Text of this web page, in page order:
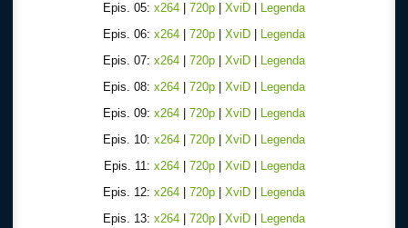
Epis. 05: x264 720p XviD
Legenda
Epis. 06: x264 720p XviD
Legenda
Epis. 07: x264 720p XviD
Legenda
Epis. 08: x264 720p XviD
Legenda
Epis. 09: x264 720p XviD
Legenda
Epis. 10: x264 720p XviD
Legenda
Epis. 11: x264 720p| XviD
Legenda
Epis. 12: x264 720p XviD
Legenda
Epis. 13: x264 720p XviD
Legenda